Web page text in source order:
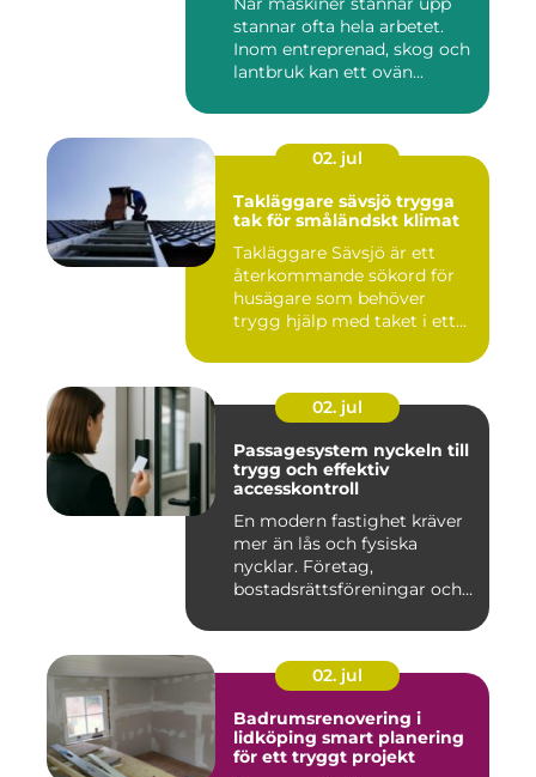
stannar ofta hela arbetet.
Inom entreprenad, skog och
lantbruk kan ett ovän...
02. jul
Takläggare sävsjö trygga
tak för småländskt klimat
Takläggare Sävsjö är ett
återkommande sökord för
husägare som behöver
trygg hjälp med taket i ett
02. jul
Passagesystem nyckeln till
trygg och effektiv
accesskontroll
En modern fastighet kräver
mer än lås och fysiska
nycklar. Företag,
bostadsrättsföreningar och
02. jul
Badrumsrenovering i
lidköping smart planering
för ett tryggt projekt